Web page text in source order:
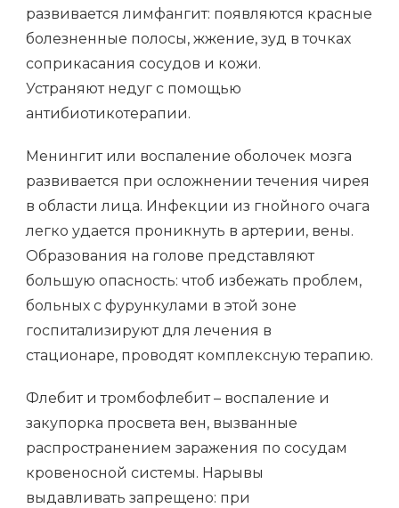
развивается лимфангит: появляются красные
болезненные полосы, жжение, зуд в точках
соприкасания сосудов и кожи.
Устраняют недуг с помощью
антибиотикотерапии.
Менингит или воспаление оболочек мозга
развивается при осложнении течения чирея
в области лица. Инфекции из гнойного очага
легко удается проникнуть в артерии, вены.
Образования на голове представляют
большую опасность: чтоб избежать проблем,
больных с фурункулами в этой зоне
госпитализируют для лечения в
стационаре, проводят комплексную терапию.
Флебит и тромбофлебит – воспаление и
закупорка просвета вен, вызванные
распространением заражения по сосудам
кровеносной системы. Нарывы
выдавливать запрещено: при